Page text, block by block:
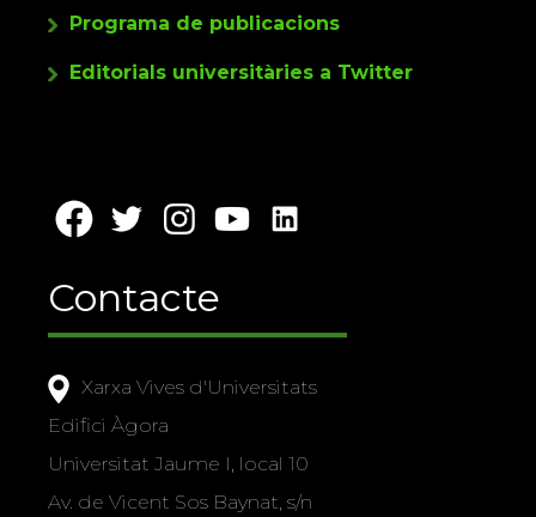
Programa de publicacions
Editorials universitàries a Twitter
Contacte
Xarxa Vives d'Universitats
Edifici Àgora
Universitat Jaume I, local 10
Av. de Vicent Sos Baynat, s/n